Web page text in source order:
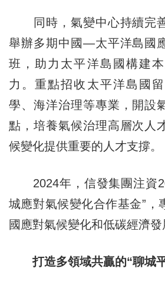
同時，氣變中心持續完善
舉辦多期中國—太平洋島國
班，助力太平洋島國構建
力。重點招收太平洋島國
學、海洋治理等專業，開設
點，培養氣候治理高層次人
候變化提供重要的人才支撐。
2024年，信發集團注資
城應對氣候變化合作基金”，
國應對氣候變化和低碳經濟發
打造多領域共贏的“聊城